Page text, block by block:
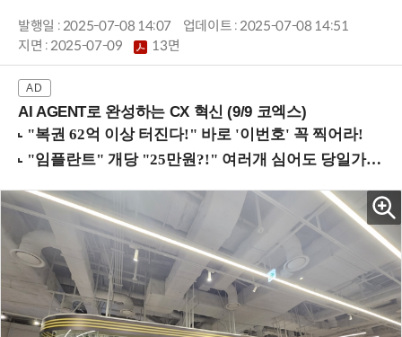
발행일 : 2025-07-08 14:07
업데이트 : 2025-07-08 14:51
지면 :2025-07-09 13면
AI AGENT로 완성하는 CX 혁신 (9/9 코엑스)